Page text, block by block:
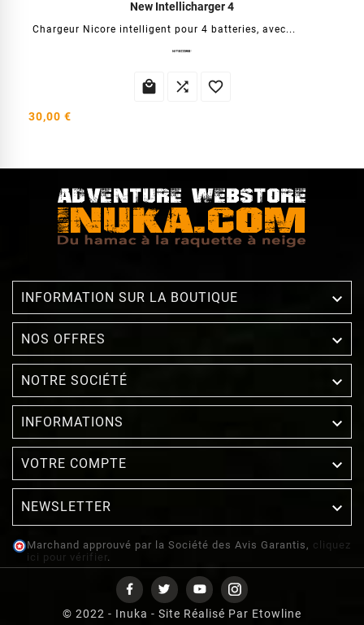
New Intellicharger 4
Chargeur Nicore intelligent pour 4 batteries, avec...
  
30,00 €
INFORMATION SUR LA BOUTIQUE 
NOS OFFRES 
NOTRE SOCIÉTÉ 
INFORMATIONS 
VOTRE COMPTE 
NEWSLETTER 
Marchand approuvé par la Société des Avis Garantis, cliquez
ici pour vérifier.
© 2022 - Inuka - Site Réalisé Par Etowline